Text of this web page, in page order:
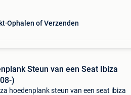
Ophalen of Verzenden
Steun van een Seat Ibiza
)
hoedenplank steun van een seat ibiza